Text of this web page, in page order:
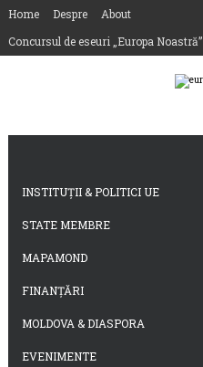
Home Despre
About
Concursul de eseuri „Europa Noastră”
INSTITUȚII & POLITICI UE
STATE MEMBRE
MAPAMOND
FINANȚĂRI
MOLDOVA & DIASPORA
EVENIMENTE